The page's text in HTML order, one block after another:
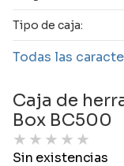
Tipo de caja:
Todas las
Caja de
Box BC500
★ ★ ★ ★ ★
Sin existencias